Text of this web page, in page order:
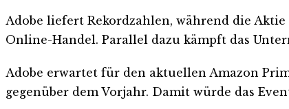
Adobe liefert Rekordzahlen, während die
Online-Handel. Parallel dazu kämpft das
Adobe erwartet für den aktuellen Amazon
gegenüber dem Vorjahr. Damit würde das